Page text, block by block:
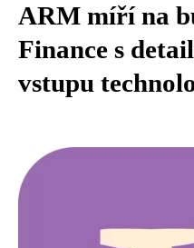
ARM míří na
Finance s
vstupu